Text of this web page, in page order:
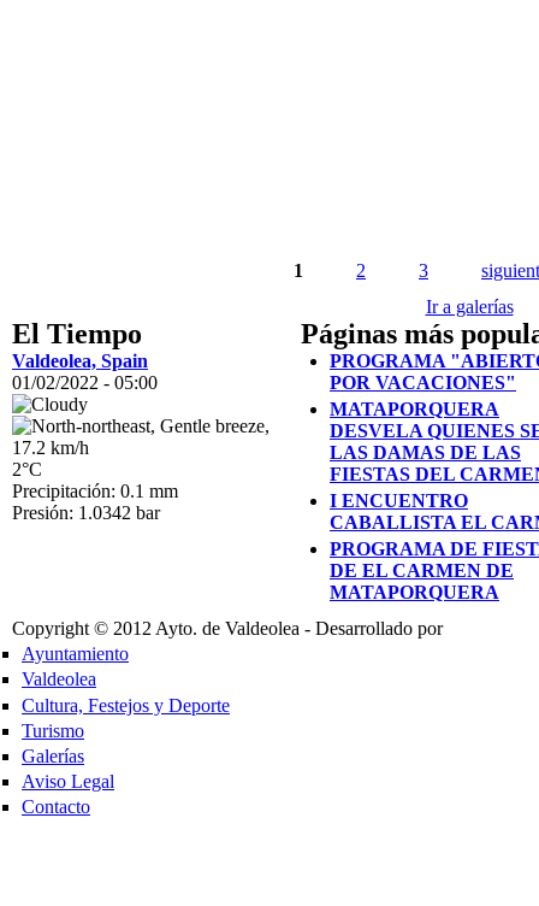
1 2 3
Ir a galerías
El Tiempo
Valdeolea, Spain
01/02/2022 - 05:00
2°C
Precipitación: 0.1 mm
Presión: 1.0342 bar
Páginas más
PROGRAMA
POR VACACIONES"
MATAPORQUERA
DESVELA QUIENES
LAS DAMAS DE LAS
FIESTAS DEL
I ENCUENTRO
CABALLISTA EL
PROGRAMA DE
DE EL CARMEN DE
MATAPORQUERA
Copyright © 2012 Ayto. de Valdeolea - Desarrollado por
Ayuntamiento
Valdeolea
Cultura, Festejos y Deporte
Turismo
Galerías
Aviso Legal
Contacto